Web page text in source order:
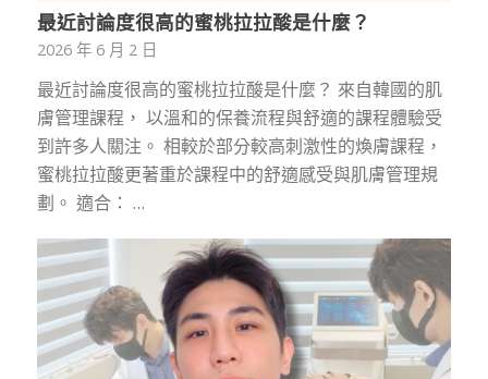
最近討論度很高的蜜桃拉拉酸是什麼？
2026 年 6 月 2 日
最近討論度很高的蜜桃拉拉酸是什麼？ 來自韓國的肌
膚管理課程， 以溫和的保養流程與舒適的課程體驗受
到許多人關注。 相較於部分較高刺激性的煥膚課程，
蜜桃拉拉酸更著重於課程中的舒適感受與肌膚管理規
劃。 適合： …